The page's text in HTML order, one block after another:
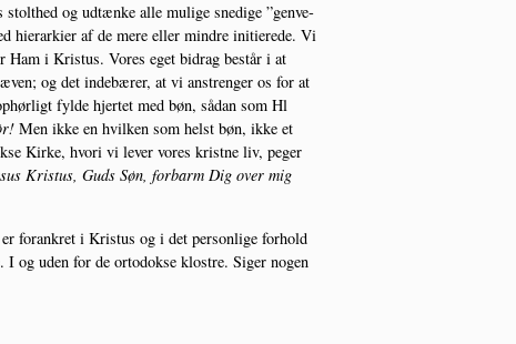
og udtæn­ke alle muli­ge sne­di­ge ”gen­ve­
hie­rar­ki­er af de mere eller min­dre ini­ti­e­re­de. Vi
i Kristus. Vores eget bidrag består i at
og det inde­bæ­rer, at vi anstren­ger os for at
fyl­de hjer­tet med bøn, sådan som Hl
Men ikke en hvil­ken som helst bøn, ikke et
Kir­ke, hvori vi lever vores krist­ne liv, peger
Kristus, Guds Søn, for­barm Dig over mig
for­ank­ret i Kristus og i det per­son­li­ge for­hold
I og uden for de orto­dok­se klo­stre. Siger nogen